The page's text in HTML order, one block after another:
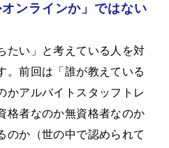
ンラインか」ではない
たい」と考えている人を対
。前回は「誰が教えている
かアルバイトスタッフトレ
格者なのか無資格者なのか
のか（世の中で認められて